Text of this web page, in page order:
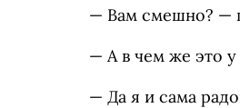
— Вам смешно? —
— А в чем же это у
— Да я и сама